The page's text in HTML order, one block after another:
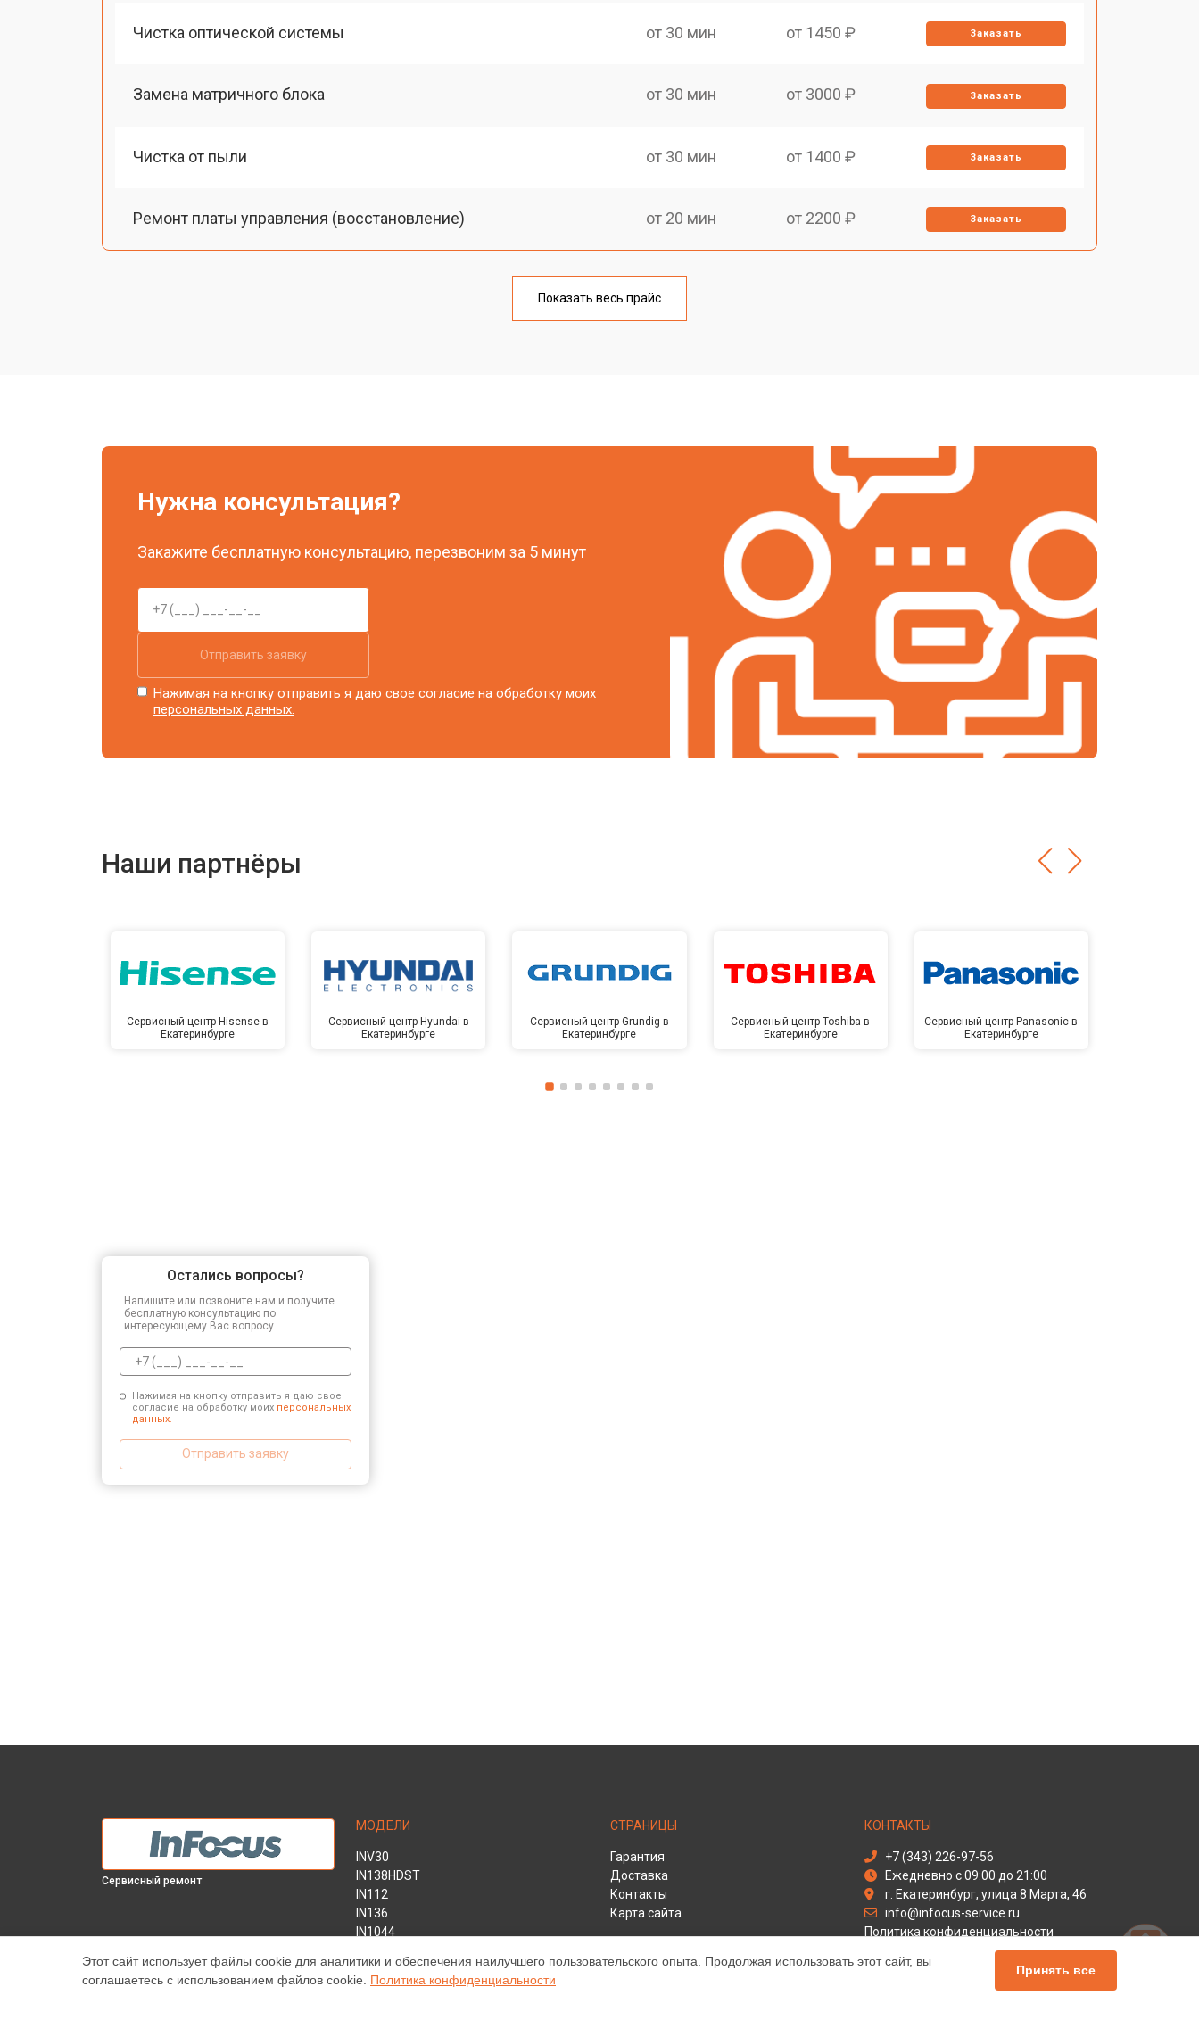
Чистка оптической системы от 30 мин от 1450 ₽ Заказать
Замена матричного блока от 30 мин от 3000 ₽ Заказать
Чистка от пыли от 30 мин от 1400 ₽ Заказать
Ремонт платы управления (восстановление) от 20 мин от 2200 ₽ Заказать
от 30 мин
от 2000 ₽
от 2000 ₽ Заказать
Замена блока розжига от 1900 ₽ Заказать
Показать весь прайс
Нужна консультация?
Закажите бесплатную консультацию, перезвоним за 5 минут
Отправить заявку
Нажимая на кнопку отправить я даю свое согласие на обработку моих
персональных данных.
Наши партнёры
Сервисный центр Hisense в
Екатеринбурге
Сервисный центр Hyundai в
Екатеринбурге
Сервисный центр Grundig в
Екатеринбурге
Сервисный центр Toshiba в
Екатеринбурге
Сервисный центр Panasonic в
Екатеринбурге
Остались вопросы?
Напишите или позвоните нам и получите
бесплатную консультацию по
интересующему Вас вопросу.
Нажимая на кнопку отправить я даю свое
согласие на обработку моих персональных
данных.
Отправить заявку
Сервисный ремонт
МОДЕЛИ
INV30
IN138HDST
IN112
IN136
IN1044
IN2138HD
INL146
СТРАНИЦЫ
Гарантия
Доставка
Контакты
Карта сайта
КОНТАКТЫ
+7 (343) 226-97-56
Ежедневно с 09:00 до 21:00
г. Екатеринбург, улица 8 Марта, 46
info@infocus-service.ru
Политика конфиденциальности
Способы оплаты
Этот сайт использует файлы cookie для аналитики и обеспечения наилучшего пользовательского опыта. Продолжая использовать этот сайт, вы
соглашаетесь с использованием файлов cookie. Политика конфиденциальности
Принять все